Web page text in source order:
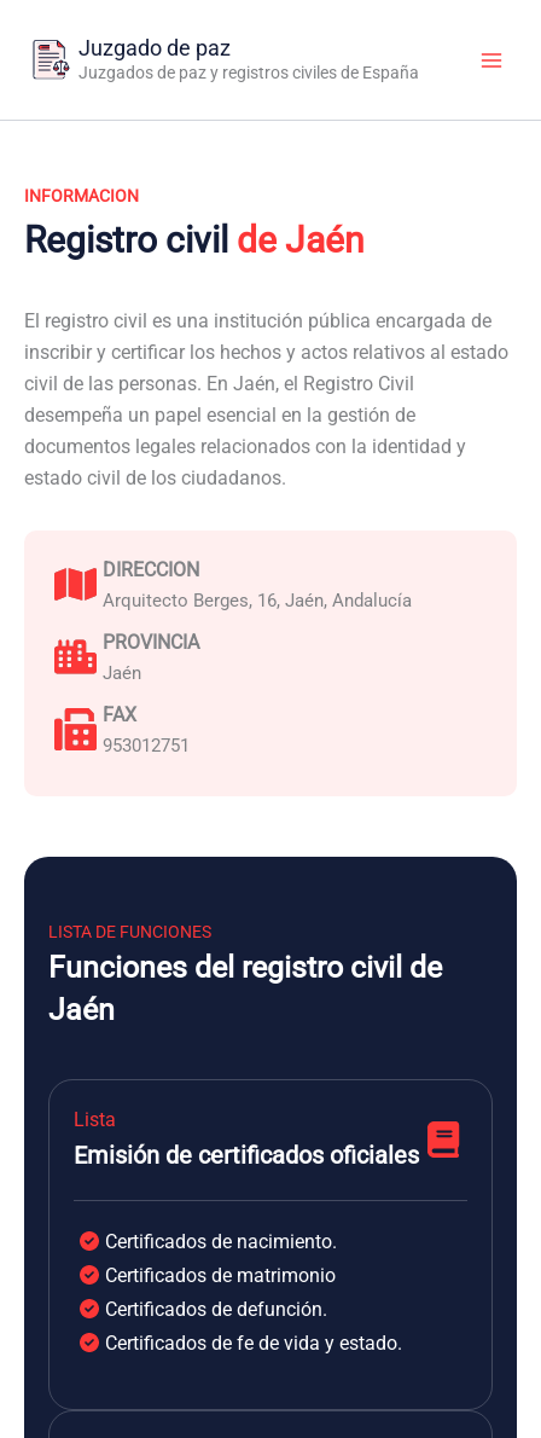
contenido
Juzgado de paz
Juzgados de paz y registros civiles de España
INFORMACION
Registro civil de Jaén
El registro civil es una institución pública encargada de
inscribir y certificar los hechos y actos relativos al estado
civil de las personas. En Jaén, el Registro Civil
desempeña un papel esencial en la gestión de
documentos legales relacionados con la identidad y
estado civil de los ciudadanos.
DIRECCION
Arquitecto Berges, 16, Jaén, Andalucía
PROVINCIA
Jaén
FAX
953012751
LISTA DE FUNCIONES
Funciones del registro civil de
Jaén
Lista
Emisión de certificados oficiales
Certificados de nacimiento.
Certificados de matrimonio
Certificados de defunción.
Certificados de fe de vida y estado.